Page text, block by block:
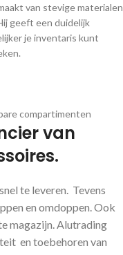
van stevige materialen
geeft een duidelijk
je inventaris kunt
compartimenten
van
te leveren. Tevens
en omdoppen. Ook
magazijn. Alutrading
en toebehoren van